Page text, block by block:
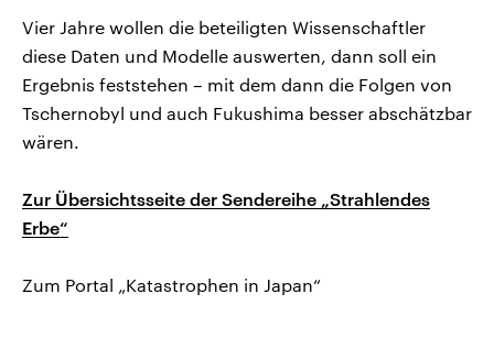
Vier Jahre wollen die beteiligten Wissenschaftler
diese Daten und Modelle auswerten, dann soll ein
Ergebnis feststehen – mit dem dann die Folgen von
Tschernobyl und auch Fukushima besser abschätzbar
wären.
Zur Übersichtsseite der Sendereihe „Strahlendes
Erbe“
Zum Portal „Katastrophen in Japan“